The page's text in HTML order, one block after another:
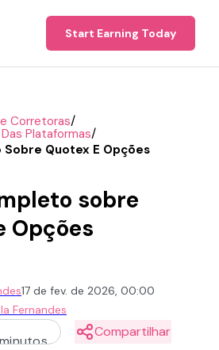
Start Earning Today
Corretoras/
Plataformas/
Sobre Quotex E Opções
sobre
Opções
17 de fev. de 2026, 00:00
Fernandes
Compartilhar